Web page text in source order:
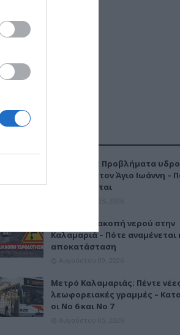
Καλαμαριά: Προβλήματα
την Τρίτη στον Άγιο Ιωάννη –
επηρεάζονται
Έκτακτη διακοπή νερού στην
Καλαμαριά – Πότε αναμένεται
αποκατάσταση
Μετρό Καλαμαριάς: Πέντε
λεωφορειακές γραμμές –
οι Νο 6 και Νο 7